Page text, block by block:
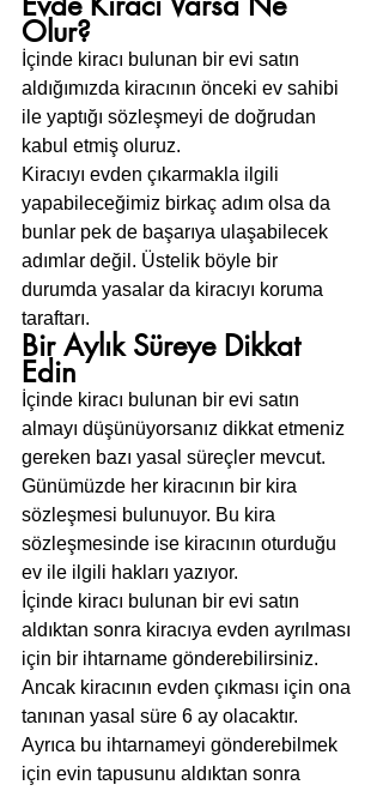
Olur?
İçinde kiracı bulunan bir evi satın
aldığımızda kiracının önceki ev sahibi
ile yaptığı sözleşmeyi de doğrudan
kabul etmiş oluruz.
Kiracıyı evden çıkarmakla ilgili
yapabileceğimiz birkaç adım olsa da
bunlar pek de başarıya ulaşabilecek
adımlar değil. Üstelik böyle bir
durumda yasalar da kiracıyı koruma
taraftarı.
Bir Aylık Süreye Dikkat
Edin
İçinde kiracı bulunan bir evi satın
almayı düşünüyorsanız dikkat etmeniz
gereken bazı yasal süreçler mevcut.
Günümüzde her kiracının bir kira
sözleşmesi bulunuyor. Bu kira
sözleşmesinde ise kiracının oturduğu
ev ile ilgili hakları yazıyor.
İçinde kiracı bulunan bir evi satın
aldıktan sonra kiracıya evden ayrılması
için bir ihtarname gönderebilirsiniz.
Ancak kiracının evden çıkması için ona
tanınan yasal süre 6 ay olacaktır.
Ayrıca bu ihtarnameyi gönderebilmek
için evin tapusunu aldıktan sonra